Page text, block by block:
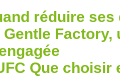
réduire
Gentle
Que